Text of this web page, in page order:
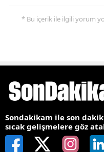
* Bu içerik ile ilgili yorum
Sondakikam ile son
sıcak gelişmelere göz